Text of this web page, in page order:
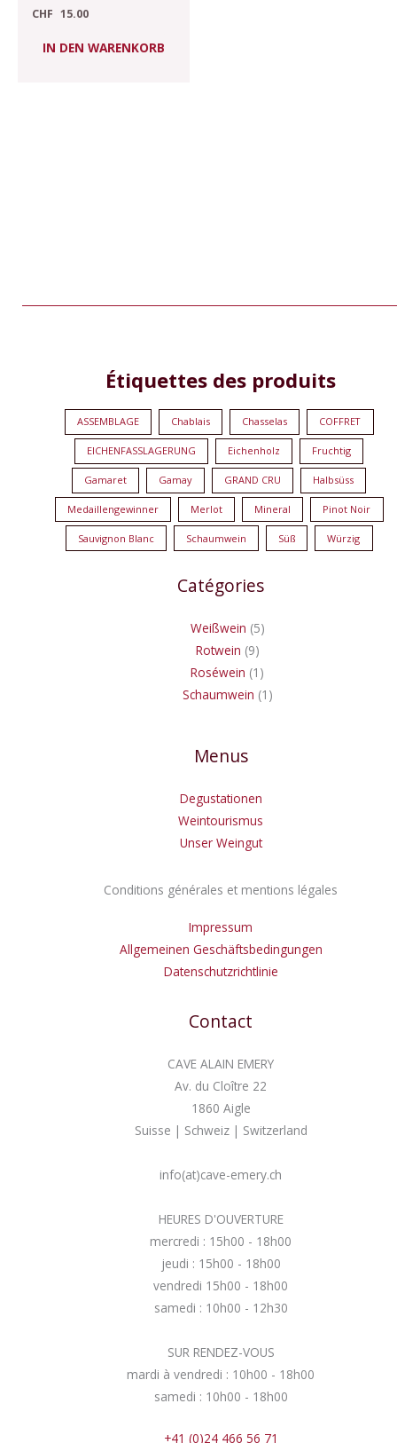
CHF 15.00
IN DEN WARENKORB
Étiquettes des produits
ASSEMBLAGE Chablais Chasselas COFFRET
EICHENFASSLAGERUNG Eichenholz Fruchtig
Gamaret Gamay GRAND CRU Halbsüss
Medaillengewinner Merlot Mineral Pinot Noir
Sauvignon Blanc Schaumwein Süß Würzig
Catégories
Weißwein 5
Produkte
Rotwein 9
Produkte
Roséwein 1
Produkt
Schaumwein 1
Produkt
Menus
Degustationen
Weintourismus
Unser Weingut
Conditions générales et mentions légales
Impressum
Allgemeinen Geschäftsbedingungen
Datenschutzrichtlinie
Contact
CAVE ALAIN EMERY
Av. du Cloître 22
1860 Aigle
Suisse | Schweiz | Switzerland
info(at)cave-emery.ch
HEURES D'OUVERTURE
mercredi : 15h00 - 18h00
jeudi : 15h00 - 18h00
vendredi 15h00 - 18h00
samedi : 10h00 - 12h30
SUR RENDEZ-VOUS
mardi à vendredi : 10h00 - 18h00
samedi : 10h00 - 18h00
+41 (0)24 466 56 71